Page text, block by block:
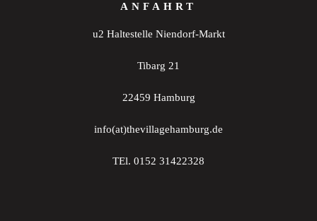
ANFAHRT
u2 Haltestelle Niendorf-Markt
Tibarg 21
22459 Hamburg
info(at)thevillagehamburg.de
TEl. 0152 31422328